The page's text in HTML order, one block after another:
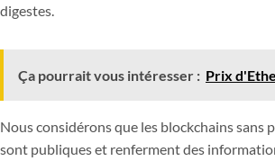
digestes.
Ça pourrait vous intéresser : Prix
Nous considérons que les blockchains sans
sont publiques et renferment des